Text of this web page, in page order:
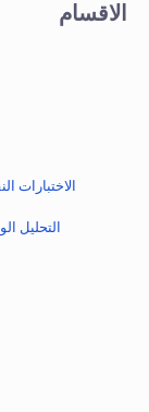
الاقسام
الاختبارات
التحليل